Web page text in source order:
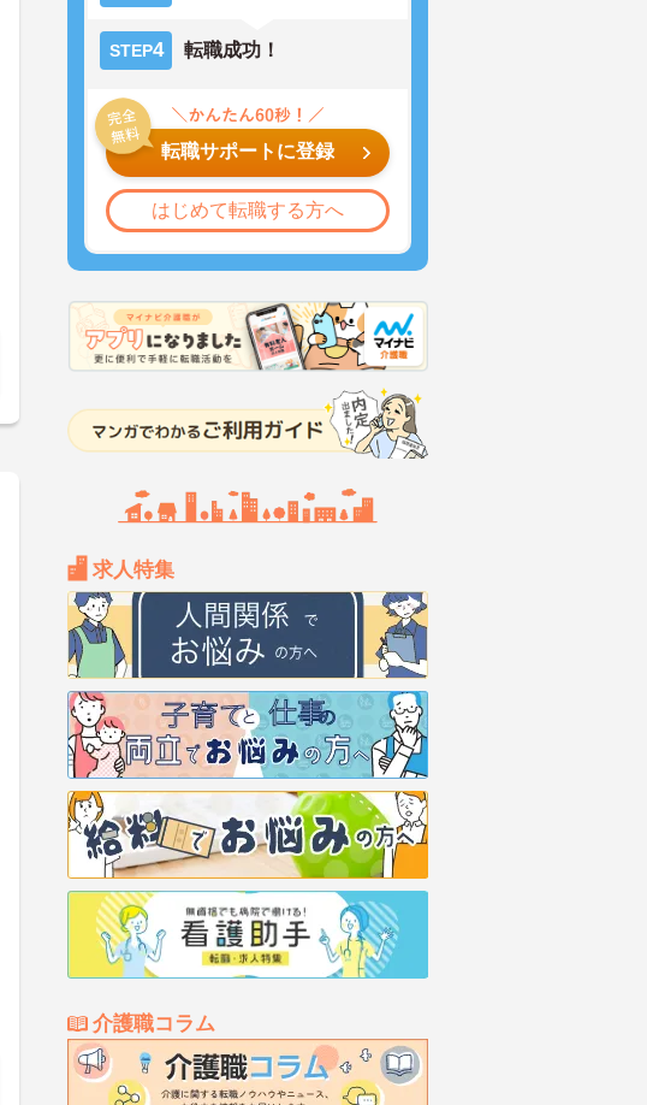
STEP4 転職成功！
転職サポートに登録
はじめて転職する方へ
求人特集
介護職コラム